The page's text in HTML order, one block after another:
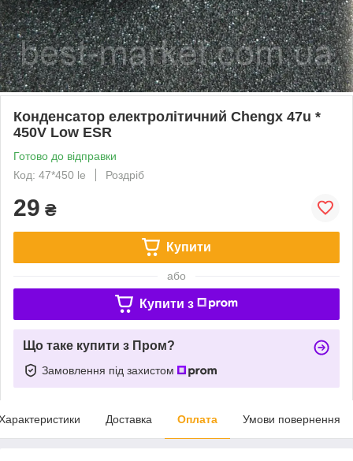
Конденсатор електролітичний Chengx 47u *
450V Low ESR
Готово до відправки
Код: 47*450 le
Роздріб
29 ₴
Купити
або
Купити з
Що таке купити з Пром?
Замовлення під захистом
Доставка Оплата Умови повернення